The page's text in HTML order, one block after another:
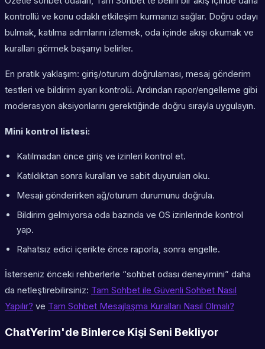
kontrollü ve konu odaklı etkileşim kurmanızı sağlar. Doğru odayı
bulmak, katılma adımlarını izlemek, oda içinde akışı okumak ve
kuralları görmek başarıyı belirler.
En pratik yaklaşım: giriş/oturum doğrulaması, mesaj gönderim
testleri ve bildirim ayarı kontrolü. Ardından rapor/engelleme gibi
moderasyon aksiyonlarını gerektiğinde doğru sırayla uygulayın.
Mini kontrol listesi:
Katılmadan önce giriş ve izinleri kontrol et.
Katıldıktan sonra kuralları ve sabit duyuruları oku.
Mesajı gönderirken ağ/oturum durumunu doğrula.
Bildirim gelmiyorsa oda bazında ve OS izinlerinde kontrol
yap.
Rahatsız edici içerikte önce raporla, sonra engelle.
İsterseniz önceki rehberlerle “sohbet odası deneyimini” daha
da netleştirebilirsiniz: Tam Sohbet ile Güvenli Sohbet Nasıl
Yapılır? ve Tam Sohbet Mesajlaşma Kuralları Nasıl Olmalı?
ChatYerim'de Binlerce Kişi Seni Bekliyor